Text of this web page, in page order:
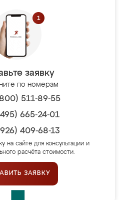
заявку
по номерам
511-89-55
665-24-01
409-68-13
на сайте для консультации и
расчёта стоимости.
ЗАЯВКУ